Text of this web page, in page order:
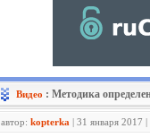
Видео : Методика
автор: kopterka | 31 января 2017